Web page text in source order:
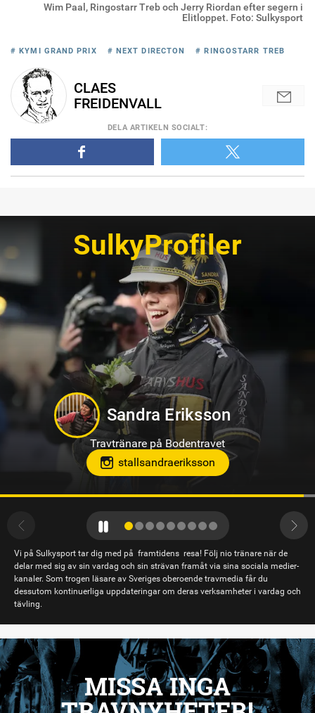
Wim Paal, Ringostarr Treb och Jerry Riordan efter segern i
Elitloppet. Foto: Sulkysport
# KYMI GRAND PRIX # NEXT DIRECTON # RINGOSTARR TREB
CLAES
FREIDENVALL
DELA ARTIKELN SOCIALT:
SulkyProfiler
Jennifer Persson
Travtränare på Solvalla
teamjpab
Vi på Sulkysport tar dig med på framtidens resa! Följ nio tränare när de
delar med sig av sin vardag och sin strävan framåt via sina sociala medier-
kanaler. Som trogen läsare av Sveriges oberoende travmedia får du
dessutom kontinuerliga uppdateringar om deras verksamheter i vardag och
tävling.
MISSA INGA